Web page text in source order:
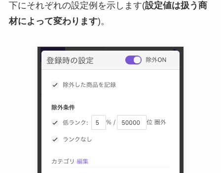
下にそれぞれの設定例を示します(設定値は扱う商
材によって変わります)。